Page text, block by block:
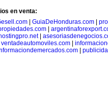
en venta:
| GuiaDeHonduras.com|
|
ventadeautomoviles.com|
|